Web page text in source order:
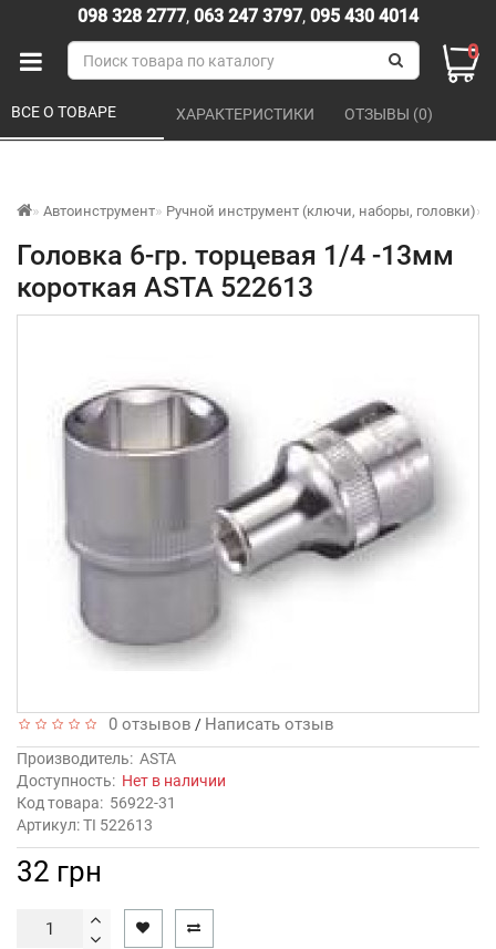
098 328 2777, 063 247 3797, 095 430 4014
0
Автоинструмент Ручной инструмент (ключи, наборы, головки)
Головка 6-гр. торцевая 1/4 -13мм
короткая ASTA 522613
ВСЕ О ТОВАРЕ ХАРАКТЕРИСТИКИ ОТЗЫВЫ (0)
0 отзывов / Написать отзыв
Производитель: ASTA
Доступность: Нет в наличии
Код товара: 56922-31
Артикул: TI 522613
32 грн